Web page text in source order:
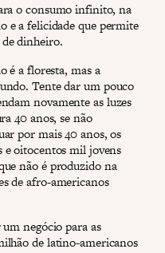
o consumo infinito, na
e a felicidade que permite
de dinheiro.
é a floresta, mas a
Tente dar um pouco
novamente as luzes
40 anos, se não
por mais 40 anos, os
e oitocentos mil jovens
não é produzido na
de afro-americanos
negócio para as
de latino-americanos